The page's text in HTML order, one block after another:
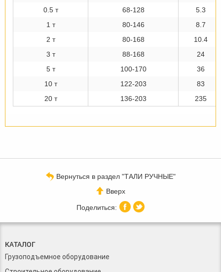
0.5 т
68-128
5.3
1 т
80-146
8.7
2 т
80-168
10.4
3 т
88-168
24
5 т
100-170
36
10 т
122-203
83
20 т
136-203 235
Вернуться в раздел "ТАЛИ РУЧНЫЕ"
Вверх
КАТАЛОГ
Грузоподъемное оборудование